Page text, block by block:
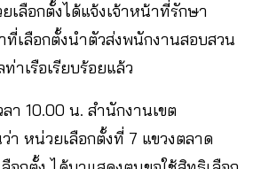
เลือกตั้งได้แจ้งเจ้าหน้าที่รักษา
เลือกตั้งนำตัวส่งพนักงานสอบสวน
าเรือเรียบร้อยแล้ว
า 10.00 น. สำนักงานเขต
า หน่วยเลือกตั้งที่ 7 แขวงตลาด